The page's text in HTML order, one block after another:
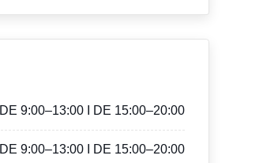
DE 9:00–13:00 I DE 15:00–20:00
DE 9:00–13:00 I DE 15:00–20:00